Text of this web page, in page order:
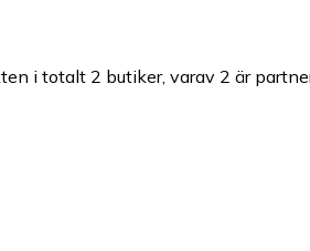
i totalt 2 butiker, varav 2 är